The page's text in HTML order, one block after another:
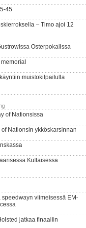
45
– Timo ajoi 12
Osterpokalissa
muistokilpailulla
of Nationsissa
Nationsin ykköskarsinnan
Kultaisessa
viimeisessä EM-
jatkaa finaaliin